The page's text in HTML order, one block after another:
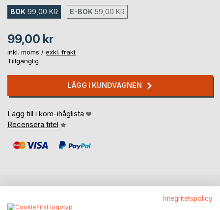
BOK 99,00 KR E-BOK 59,00 KR
99,00 kr
inkl. moms / exkl. frakt
Tillgänglig
LÄGG I KUNDVAGNEN
Lägg till i kom-ihåglista
Recensera titel
Integritetspolicy